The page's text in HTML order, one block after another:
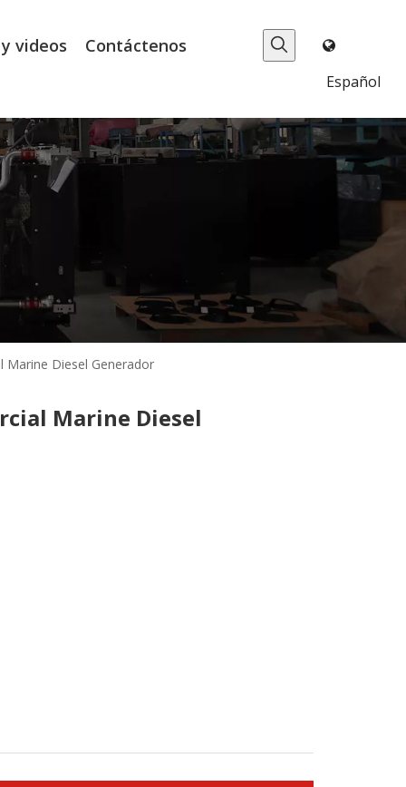
videos Contáctenos
Español
Marine Diesel Generador
Marine Diesel